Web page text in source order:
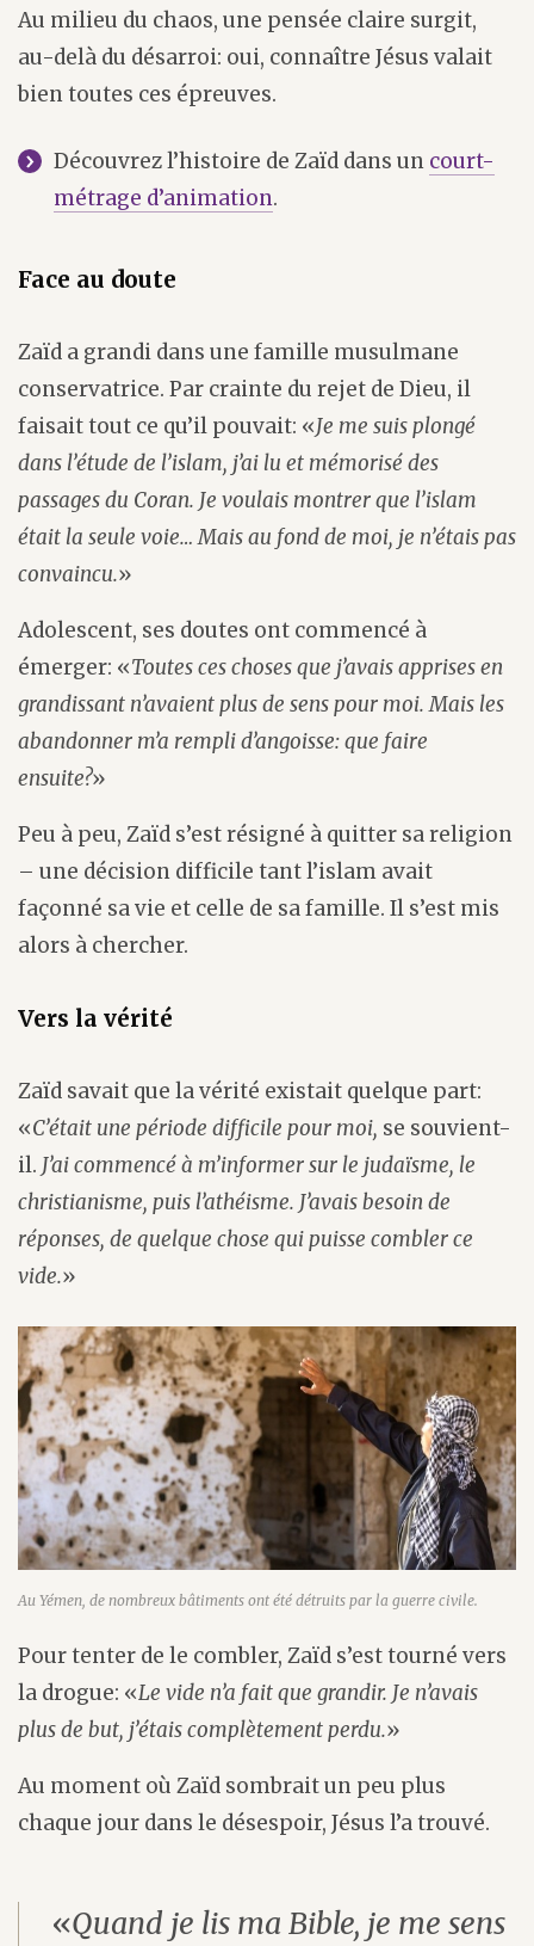
Au milieu du chaos, une pensée claire surgit,
au-delà du désarroi: oui, connaître Jésus valait
bien toutes ces épreuves.
Découvrez l’histoire de Zaïd dans un court-
métrage d’animation.
Face au doute
Zaïd a grandi dans une famille musulmane
conservatrice. Par crainte du rejet de Dieu, il
faisait tout ce qu’il pouvait: «Je me suis plongé
dans l’étude de l’islam, j’ai lu et mémorisé des
passages du Coran. Je voulais montrer que l’islam
était la seule voie… Mais au fond de moi, je n’étais pas
convaincu.»
Adolescent, ses doutes ont commencé à
émerger: «Toutes ces choses que j’avais apprises en
grandissant n’avaient plus de sens pour moi. Mais les
abandonner m’a rempli d’angoisse: que faire
ensuite?»
Peu à peu, Zaïd s’est résigné à quitter sa religion
– une décision difficile tant l’islam avait
façonné sa vie et celle de sa famille. Il s’est mis
alors à chercher.
Vers la vérité
Zaïd savait que la vérité existait quelque part:
«C’était une période difficile pour moi, se souvient-
il. J’ai commencé à m’informer sur le judaïsme, le
christianisme, puis l’athéisme. J’avais besoin de
réponses, de quelque chose qui puisse combler ce
vide.»
Au Yémen, de nombreux bâtiments ont été détruits par la guerre civile.
Pour tenter de le combler, Zaïd s’est tourné vers
la drogue: «Le vide n’a fait que grandir. Je n’avais
plus de but, j’étais complètement perdu.»
Au moment où Zaïd sombrait un peu plus
chaque jour dans le désespoir, Jésus l’a trouvé.
«Quand je lis ma Bible, je me sens